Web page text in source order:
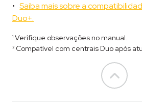
Saiba mais sobre a
Duo+.
¹ Verifique observações no manual.
² Compatível com centrais Duo após
Go to